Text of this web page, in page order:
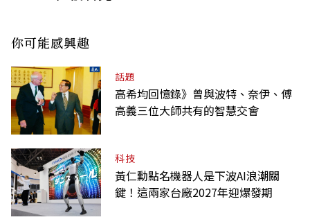
你可能感興趣
話題
高希均回憶錄》曾與波特、奈伊、傅
高義三位大師共有的智慧交會
科技
黃仁勳點名機器人是下波AI浪潮關
鍵！這兩家台廠2027年迎爆發期